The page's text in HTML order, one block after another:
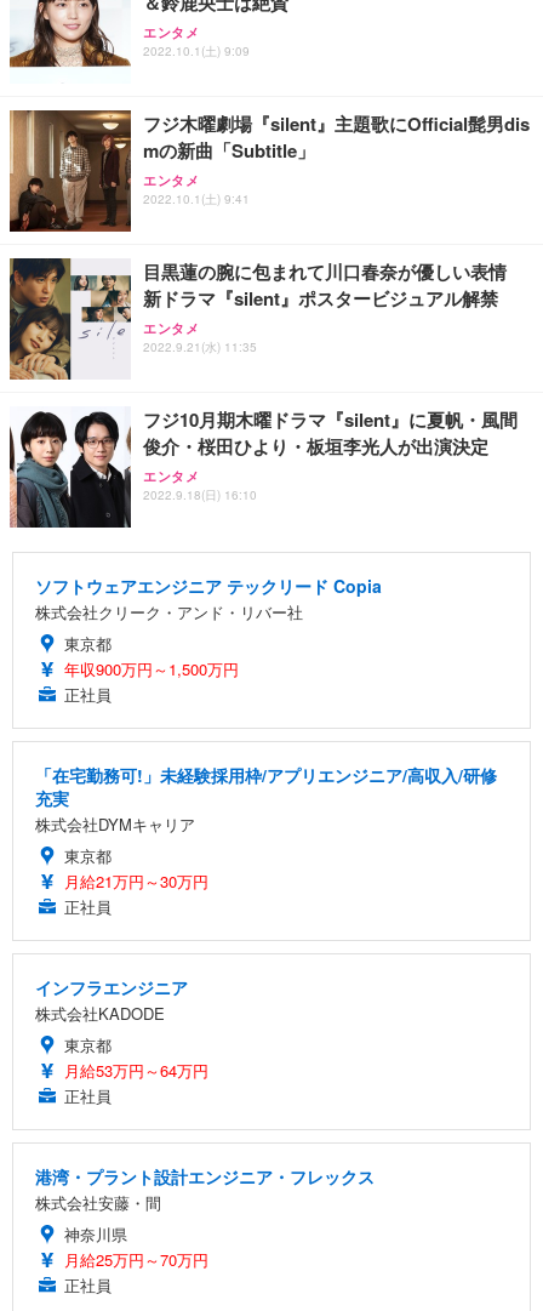
エンタメ
2022.10.1(土) 9:09
フジ木曜劇場『silent』主題歌にOfficial髭男dis
mの新曲「Subtitle」
エンタメ
2022.10.1(土) 9:41
目黒蓮の腕に包まれて川口春奈が優しい表情
新ドラマ『silent』ポスタービジュアル解禁
エンタメ
2022.9.21(水) 11:35
フジ10月期木曜ドラマ『silent』に夏帆・風間
俊介・桜田ひより・板垣李光人が出演決定
エンタメ
2022.9.18(日) 16:10
ソフトウェアエンジニア テックリード Copia
株式会社クリーク・アンド・リバー社
東京都
年収900万円～1,500万円
正社員
「在宅勤務可!」未経験採用枠/アプリエンジニア/高収入/研修
充実
株式会社DYMキャリア
東京都
月給21万円～30万円
正社員
インフラエンジニア
株式会社KADODE
東京都
月給53万円～64万円
正社員
港湾・プラント設計エンジニア・フレックス
株式会社安藤・間
神奈川県
月給25万円～70万円
正社員